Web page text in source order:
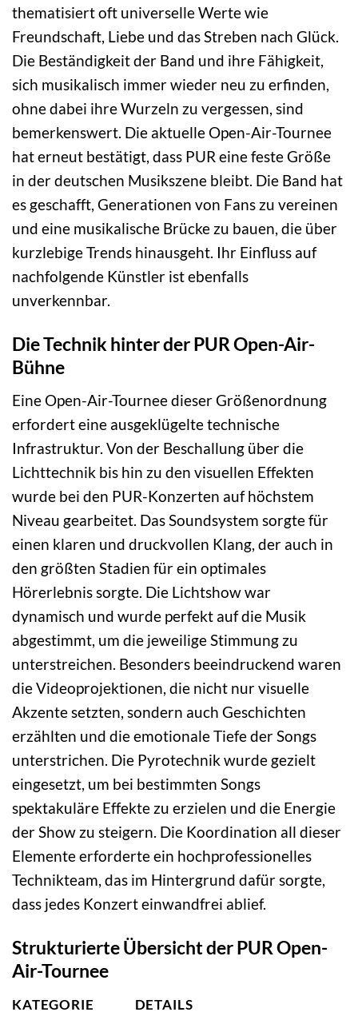
thematisiert oft universelle Werte wie
Freundschaft, Liebe und das Streben nach Glück.
Die Beständigkeit der Band und ihre Fähigkeit,
sich musikalisch immer wieder neu zu erfinden,
ohne dabei ihre Wurzeln zu vergessen, sind
bemerkenswert. Die aktuelle Open-Air-Tournee
hat erneut bestätigt, dass PUR eine feste Größe
in der deutschen Musikszene bleibt. Die Band hat
es geschafft, Generationen von Fans zu vereinen
und eine musikalische Brücke zu bauen, die über
kurzlebige Trends hinausgeht. Ihr Einfluss auf
nachfolgende Künstler ist ebenfalls
unverkennbar.
Die Technik hinter der PUR Open-Air-
Bühne
Eine Open-Air-Tournee dieser Größenordnung
erfordert eine ausgeklügelte technische
Infrastruktur. Von der Beschallung über die
Lichttechnik bis hin zu den visuellen Effekten
wurde bei den PUR-Konzerten auf höchstem
Niveau gearbeitet. Das Soundsystem sorgte für
einen klaren und druckvollen Klang, der auch in
den größten Stadien für ein optimales
Hörerlebnis sorgte. Die Lichtshow war
dynamisch und wurde perfekt auf die Musik
abgestimmt, um die jeweilige Stimmung zu
unterstreichen. Besonders beeindruckend waren
die Videoprojektionen, die nicht nur visuelle
Akzente setzten, sondern auch Geschichten
erzählten und die emotionale Tiefe der Songs
unterstrichen. Die Pyrotechnik wurde gezielt
eingesetzt, um bei bestimmten Songs
spektakuläre Effekte zu erzielen und die Energie
der Show zu steigern. Die Koordination all dieser
Elemente erforderte ein hochprofessionelles
Technikteam, das im Hintergrund dafür sorgte,
dass jedes Konzert einwandfrei ablief.
Strukturierte Übersicht der PUR Open-
Air-Tournee
KATEGORIE DETAILS